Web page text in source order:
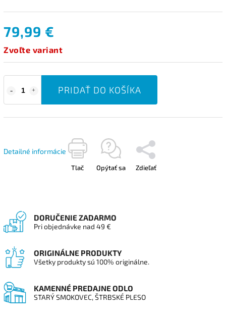
79,99 €
Zvoľte variant
PRIDAŤ DO KOŠÍKA
Detailné informácie
Tlač Opýtať sa Zdieľať
DORUČENIE ZADARMO
Pri objednávke nad 49 €
ORIGINÁLNE PRODUKTY
Všetky produkty sú 100% originálne.
KAMENNÉ PREDAJNE ODLO
STARÝ SMOKOVEC, ŠTRBSKÉ PLESO